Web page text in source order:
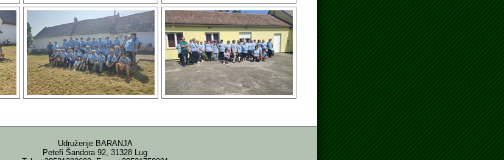
Udruženje BARANJA
Petefi Šandora 92, 31328 Lug